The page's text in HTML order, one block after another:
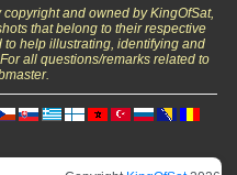
and owned by KingOfSat,
that belong to their respective
help illustrating, identifying and
all questions/remarks related to